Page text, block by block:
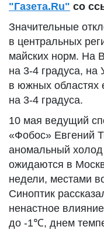
"Газета.Ru" со
Значительные
в центральных
майских норм. На
на 3-4 градуса,
в южных областях
на 3-4 градуса.
10 мая ведущий
«Фобос» Евгений
аномальный
ожидаются в
недели, местами
Синоптик
ненастное
до -1℃, днем